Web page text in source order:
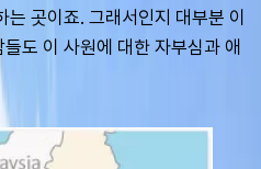
곳이죠. 그래서인지 대부분 이
도 이 사원에 대한 자부심과 애